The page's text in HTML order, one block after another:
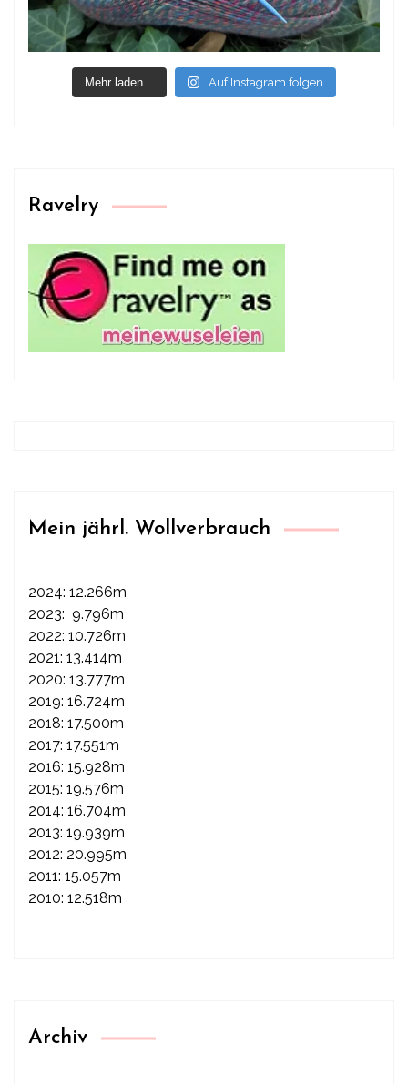
Mehr laden... Auf Instagram folgen
Ravelry
Mein jährl. Wollverbrauch
2024: 12.266m
2023: 9.796m
2022: 10.726m
2021: 13.414m
2020: 13.777m
2019: 16.724m
2018: 17.500m
2017: 17.551m
2016: 15.928m
2015: 19.576m
2014: 16.704m
2013: 19.939m
2012: 20.995m
2011: 15.057m
2010: 12.518m
Archiv